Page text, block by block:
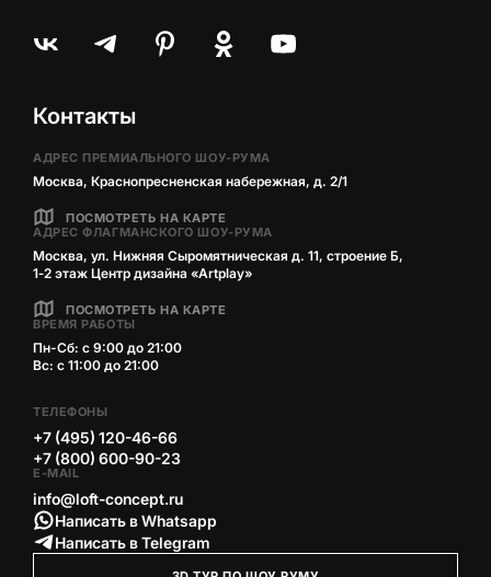
Контакты
АДРЕС ПРЕМИАЛЬНОГО ШОУ-РУМА
Москва, Краснопресненская набережная, д. 2/1
ПОСМОТРЕТЬ НА КАРТЕ
АДРЕС ФЛАГМАНСКОГО ШОУ-РУМА
Москва, ул. Нижняя Сыромятническая д. 11, строение Б,
1‑2 этаж Центр дизайна «Artplay»
ПОСМОТРЕТЬ НА КАРТЕ
ВРЕМЯ РАБОТЫ
Пн-Сб: с 9:00 до 21:00
Вс: с 11:00 до 21:00
ТЕЛЕФОНЫ
+7 (495) 120-46-66
+7 (800) 600-90-23
E-MAIL
info@loft-concept.ru
Написать в Whatsapp
Написать в Telegram